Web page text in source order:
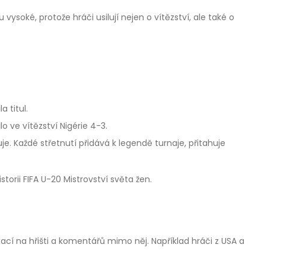
protože hráči usilují nejen o vítězství, ale také o
titul.
ve vítězství Nigérie 4-3.
Každé střetnutí přidává k legendě turnaje, přitahuje
FIFA U-20 Mistrovství světa žen.
na hřišti a komentářů mimo něj. Například hráči z USA a